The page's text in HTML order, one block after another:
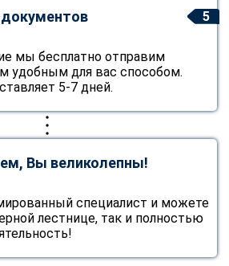
5
мы бесплатно отправим
удобным для вас способом.
5-7 дней.
Вы великолепны!
специалист и можете
лестнице, так и полностью